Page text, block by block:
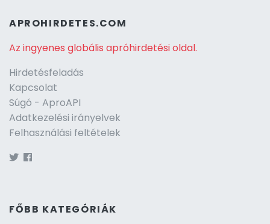
APROHIRDETES.COM
Az ingyenes globális apróhirdetési oldal.
Hirdetésfeladás
Kapcsolat
Súgó - AproAPI
Adatkezelési irányelvek
Felhasználási feltételek
FŐBB KATEGÓRIÁK